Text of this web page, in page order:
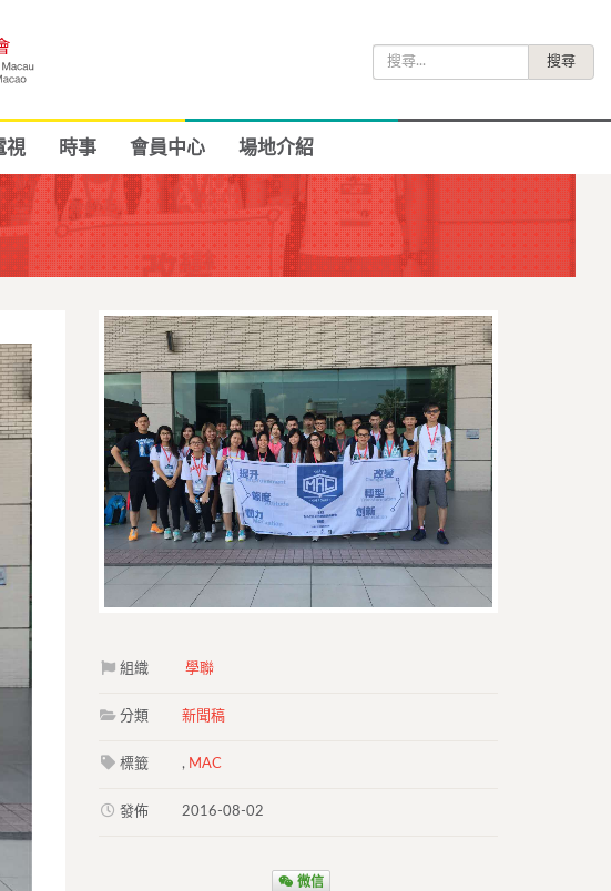
尋
視 時事 會員中心 場地介紹
組織 學聯
分類 新聞稿
標籤 , MAC
發佈 2016-08-02
微信